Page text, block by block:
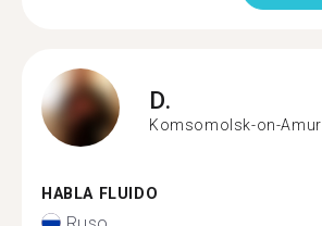
D.
Komsomolsk-on-Amur
HABLA FLUIDO